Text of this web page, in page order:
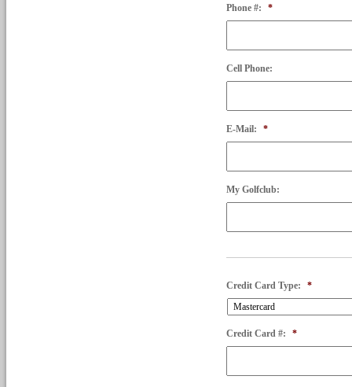
Phone #: *
Cell Phone:
E-Mail: *
My Golfclub:
Credit Card Type: *
Credit Card #: *